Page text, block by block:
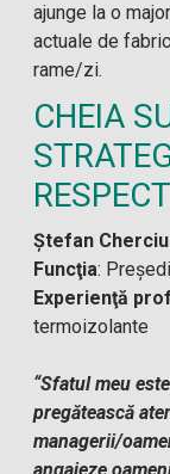
ajunge la o
actuale de
rame/zi.
CHEIA
Ştefan Cherciu
Funcţia:
Experienţă
termoizolante
“Sfatul meu
pregătească
managerii/